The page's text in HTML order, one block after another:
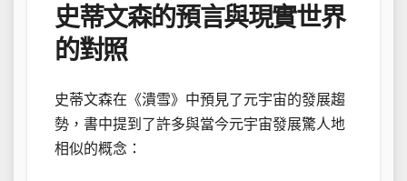
史蒂文森的預言與現實世界
的對照
史蒂文森在《潰雪》中預見了元宇宙的發展趨
勢，書中提到了許多與當今元宇宙發展驚人地
相似的概念：